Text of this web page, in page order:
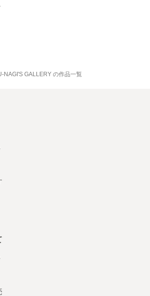
NAGI'S GALLERY の作品一覧